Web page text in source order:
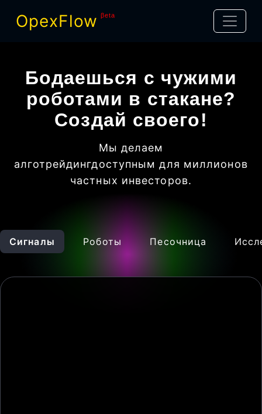
OpexFlow βeta
Бодаешься с чужими
роботами в стакане?
Создай своего!
Мы делаем
алготрейдингдоступным для миллионов
частных инвесторов.
Сигналы Роботы Песочница